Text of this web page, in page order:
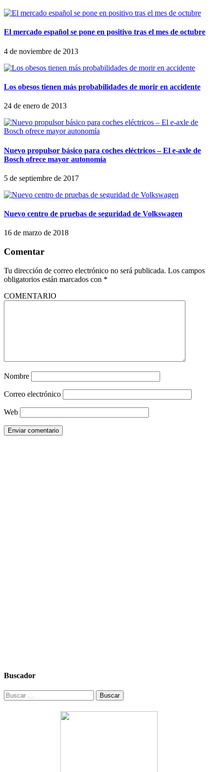
El mercado español se pone en positivo tras el mes de octubre
4 de noviembre de 2013
Los obesos tienen más probabilidades de morir en accidente
24 de enero de 2013
Nuevo propulsor básico para coches eléctricos – El e-axle de
Bosch ofrece mayor autonomía
5 de septiembre de 2017
Nuevo centro de pruebas de seguridad de Volkswagen
16 de marzo de 2018
Comentar
Tu dirección de correo electrónico no será publicada. Los campos
obligatorios están marcados con *
COMENTARIO
Nombre
Correo electrónico
Web
Buscador
Buscar: